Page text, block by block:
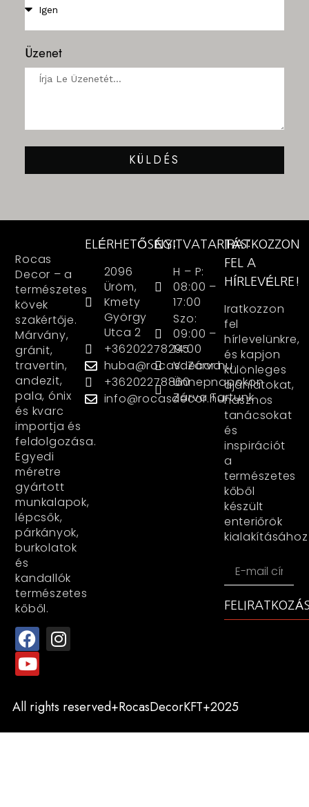
Üzenet
KÜLDÉS
Rocas
Decor – a
természetes
kövek
szakértője.
Márvány,
gránit,
travertin,
andezit,
pala, ónix
és kvarc
importja és
feldolgozása.
Egyedi
méretre
gyártott
munkalapok,
lépcsők,
párkányok,
burkolatok
és
kandallók
természetes
kőből.
ELÉRHETŐSÉG:
2096
Üröm,
Kmety
György
Utca 2
+36202278295
huba@rocasdecor.hu
+36202278860
info@rocasdecor.hu
NYITVATARTÁS:
H – P:
08:00 –
17:00
Szo:
09:00 –
14:00
V: Zárva
Ünnepnapokon
Zárva Tartunk
IRATKOZZON
FEL A
HÍRLEVÉLRE!
Iratkozzon
fel
hírlevelünkre,
és kapjon
különleges
ajánlatokat,
hasznos
tanácsokat
és
inspirációt
a
természetes
kőből
készült
enteriőrök
kialakításához
All rights reserved+RocasDecorKFT+2025